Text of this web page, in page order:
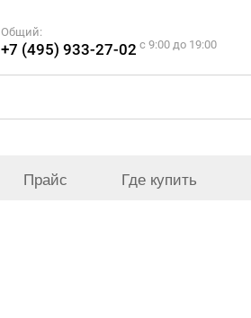
Общий:
+7 (495) 933-27-02 c 9:00 до 19:00
Прайс Где купить